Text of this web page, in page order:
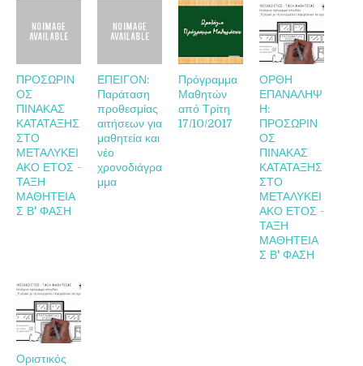
ΠΡΟΣΩΡΙΝ
ΟΣ
ΠΙΝΑΚΑΣ
ΚΑΤΑΤΑΞΗΣ
ΣΤΟ
ΜΕΤΑΛΥΚΕΙ
ΑΚΟ ΕΤΟΣ -
ΤΑΞΗ
ΜΑΘΗΤΕΙΑ
Σ Β' ΦΑΣΗ
ΕΠΕΙΓΟΝ:
Παράταση
προθεσμίας
αιτήσεων για
μαθητεία και
νέο
χρονοδιάγρα
μμα
Πρόγραμμα
Μαθητών
από Τρίτη
17/10/2017
ΟΡΘΗ
ΕΠΑΝΑΛΗΨ
Η:
ΠΡΟΣΩΡΙΝ
ΟΣ
ΠΙΝΑΚΑΣ
ΚΑΤΑΤΑΞΗΣ
ΣΤΟ
ΜΕΤΑΛΥΚΕΙ
ΑΚΟ ΕΤΟΣ -
ΤΑΞΗ
ΜΑΘΗΤΕΙΑ
Σ Β' ΦΑΣΗ
Οριστικός